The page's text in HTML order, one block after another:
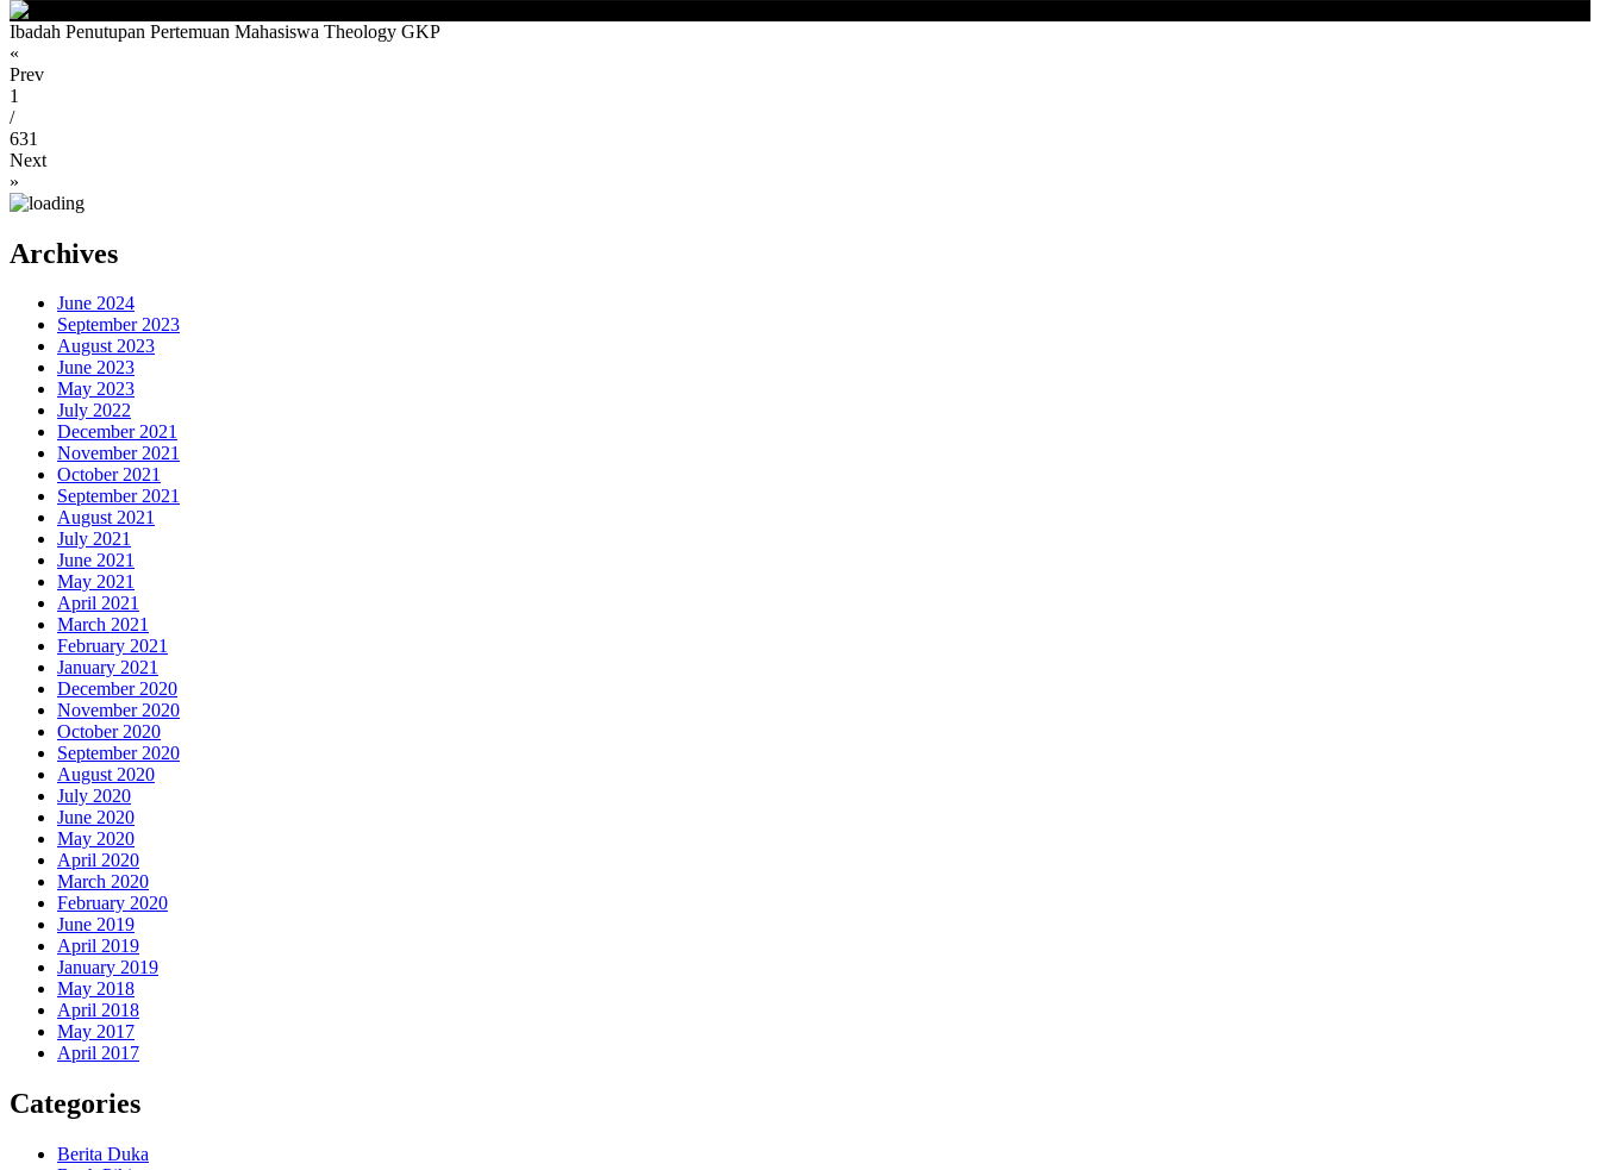
Ibadah Penutupan Pertemuan Mahasiswa Theology GKP
«
Prev
1
/
631
Next
»
Archives
June 2024
September 2023
August 2023
June 2023
May 2023
July 2022
December 2021
November 2021
October 2021
September 2021
August 2021
July 2021
June 2021
May 2021
April 2021
March 2021
February 2021
January 2021
December 2020
November 2020
October 2020
September 2020
August 2020
July 2020
June 2020
May 2020
April 2020
March 2020
February 2020
June 2019
April 2019
January 2019
May 2018
April 2018
May 2017
April 2017
Categories
Berita Duka